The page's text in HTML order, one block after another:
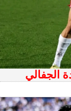
الجفالي